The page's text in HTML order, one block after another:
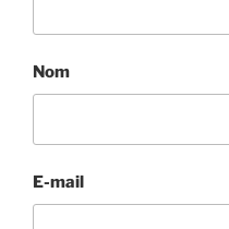
Nom
E-mail